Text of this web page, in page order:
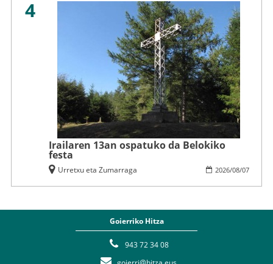
4
Irailaren 13an ospatuko da Belokiko
festa
2026/08/07
Urretxu eta Zumarraga
Goierriko Hitza
943 72 34 08